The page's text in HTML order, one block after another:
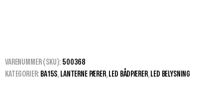
VARENUMMER (SKU): 500368
KATEGORIER: BA15S, LANTERNE PÆRER, LED BÅDPÆRER, LED BELYSNING